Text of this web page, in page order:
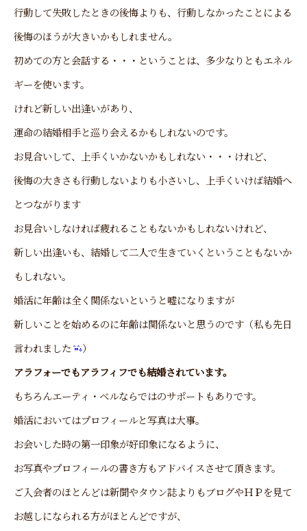
行動して失敗したときの後悔よりも、行動しなかったことによる
後悔のほうが大きいかもしれません。
初めての方と会話する・・・ということは、多少なりともエネル
ギーを使います。
けれど新しい出逢いがあり、
運命の結婚相手と巡り会えるかもしれないのです。
お見合いして、上手くいかないかもしれない・・・けれど、
後悔の大きさも行動しないよりも小さいし、上手くいけば結婚へ
とつながります
お見合いしなければ疲れることもないかもしれないけれど、
新しい出逢いも、結婚して二人で生きていくということもないか
もしれない。
婚活に年齢は全く関係ないというと嘘になりますが
新しいことを始めるのに年齢は関係ないと思うのです（私も先日
言われました
）
アラフォーでもアラフィフでも結婚されています。
もちろんエーティ・ベルならではのサポートもありです。
婚活においてはプロフィールと写真は大事。
お会いした時の第一印象が好印象になるように、
お写真やプロフィールの書き方もアドバイスさせて頂きます。
ご入会者のほとんどは新聞やタウン誌よりもブログやＨＰを見て
お越しになられる方がほとんどですが、